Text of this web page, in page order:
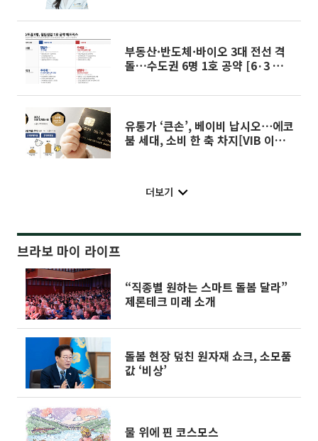
부동산·반도체·바이오 3대 전선 격
돌…수도권 6명 1호 공약 [6·3 경제
유통가 ‘큰손’, 베이비 납시오⋯에코
붐 세대, 소비 한 축 차지[VIB 이코
더보기
브라보 마이 라이프
“직종별 원하는 스마트 돌봄 달라”
제론테크 미래 소개
돌봄 현장 덮친 원자재 쇼크, 소모품
값 ‘비상’
물 위에 핀 코스모스